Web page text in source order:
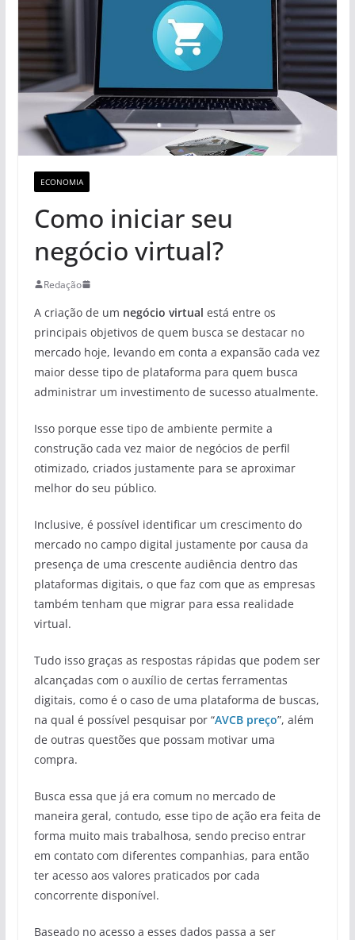
ECONOMIA
Como iniciar seu
negócio virtual?
Redação
A criação de um negócio virtual está entre os
principais objetivos de quem busca se destacar no
mercado hoje, levando em conta a expansão cada vez
maior desse tipo de plataforma para quem busca
administrar um investimento de sucesso atualmente.
Isso porque esse tipo de ambiente permite a
construção cada vez maior de negócios de perfil
otimizado, criados justamente para se aproximar
melhor do seu público.
Inclusive, é possível identificar um crescimento do
mercado no campo digital justamente por causa da
presença de uma crescente audiência dentro das
plataformas digitais, o que faz com que as empresas
também tenham que migrar para essa realidade
virtual.
Tudo isso graças as respostas rápidas que podem ser
alcançadas com o auxílio de certas ferramentas
digitais, como é o caso de uma plataforma de buscas,
na qual é possível pesquisar por “AVCB preço”, além
de outras questões que possam motivar uma
compra.
Busca essa que já era comum no mercado de
maneira geral, contudo, esse tipo de ação era feita de
forma muito mais trabalhosa, sendo preciso entrar
em contato com diferentes companhias, para então
ter acesso aos valores praticados por cada
concorrente disponível.
Baseado no acesso a esses dados passa a ser